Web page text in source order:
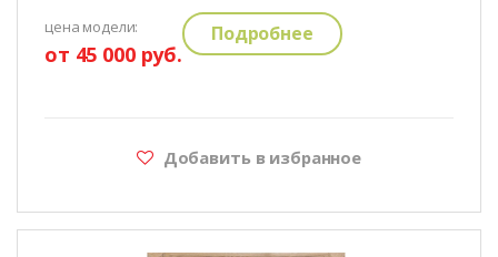
цена модели:
от 45 000 руб.
Подробнее
Добавить в избранное